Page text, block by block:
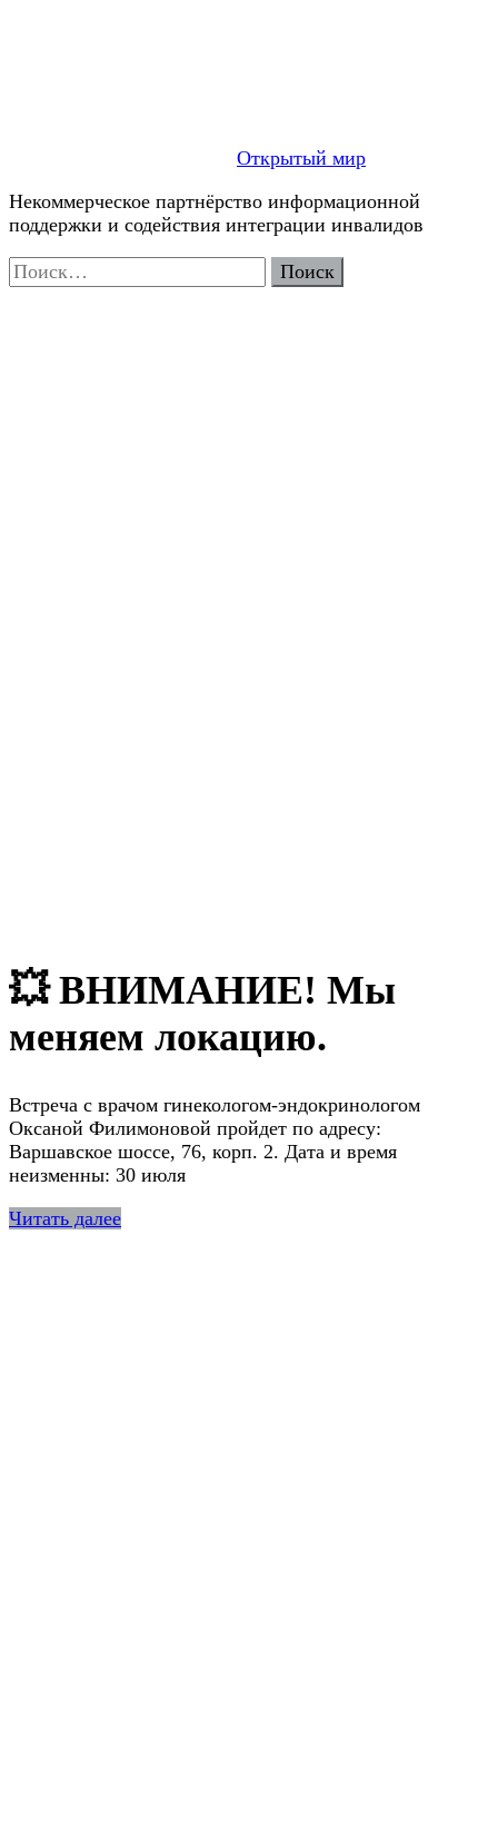
Открытый мир
Некоммерческое партнёрство информационной
поддержки и содействия интеграции инвалидов
Найти:
💥 ВНИМАНИЕ! Мы
меняем локацию.
Встреча с врачом гинекологом-эндокринологом
Оксаной Филимоновой пройдет по адресу:
Варшавское шоссе, 76, корп. 2. Дата и время
неизменны: 30 июля
Читать далее